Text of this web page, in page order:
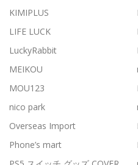
KIMIPLUS
LIFE LUCK
LuckyRabbit
MEIKOU
MOU123
nico park
Overseas Import
Phone’s mart